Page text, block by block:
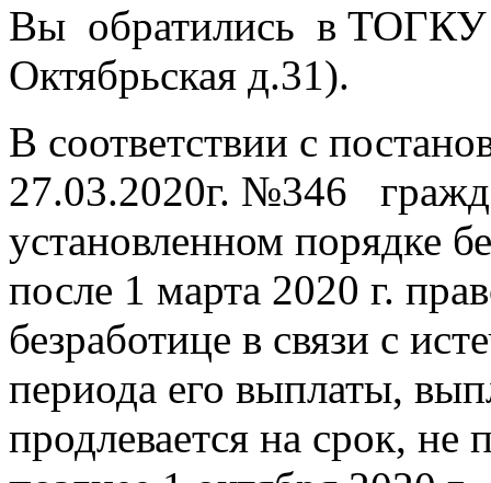
Вы обратились в
Октябрьская д.31).
В соответствии с
27.03.2020г. №346
установленном порядке
после 1 марта 2020 г.
безработице в связи с
периода его выплаты,
продлевается на срок,